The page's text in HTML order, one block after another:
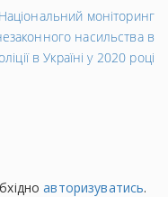
Національний моніторинг
насильства в
в Україні у 2020 році
авторизуватись.